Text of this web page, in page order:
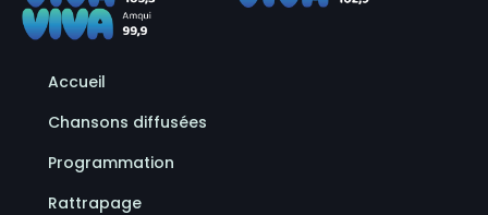
Accueil
Chansons diffusées
Programmation
Rattrapage